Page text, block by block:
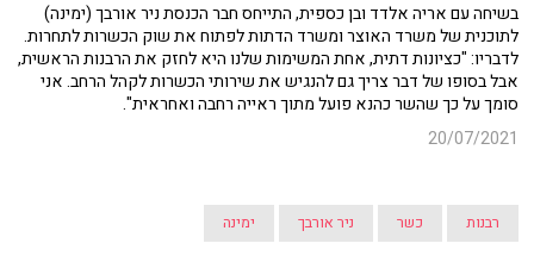
בשיחה עם אריה אלדד ובן כספית, התייחס חבר הכנסת ניר אורבך (ימינה)
לתוכנית של משרד האוצר ומשרד הדתות לפתוח את שוק הכשרות לתחרות.
לדבריו: "כציונות דתית, אחת המשימות שלנו היא לחזק את הרבנות הראשית,
אבל בסופו של דבר צריך גם להנגיש את שירותי הכשרות לקהל הרחב. אני
סומך על כך שהשר כהנא פועל מתוך ראייה רחבה ואחראית".
20/07/2021
רבנות כשר ניר אורבך ימינה